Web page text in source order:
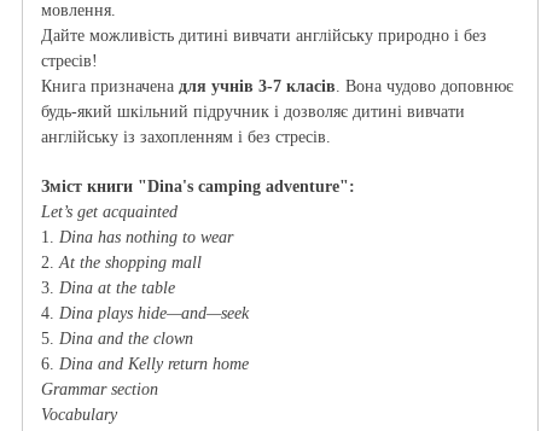
мовлення.
Дайте можливість дитині вивчати англійську природно і без
стресів!
Книга призначена для учнів 3-7 класів. Вона чудово доповнює
будь-який шкільний підручник і дозволяє дитині вивчати
англійську із захопленням і без стресів.
Зміст книги "Dina's camping adventure":
Let’s get acquainted
1. Dina has nothing to wear
2.At the shopping mall
3. Dina at the table
4. Dina plays hide—and—seek
5. Dina and the clown
6. Dina and Kelly return home
Grammar section
Vocabulary